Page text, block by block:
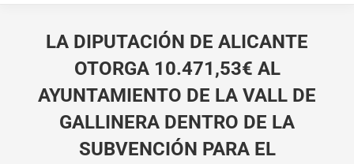
LA DIPUTACIÓN DE ALICANTE
OTORGA 10.471,53€ AL
AYUNTAMIENTO DE LA VALL DE
GALLINERA DENTRO DE LA
SUBVENCIÓN PARA EL